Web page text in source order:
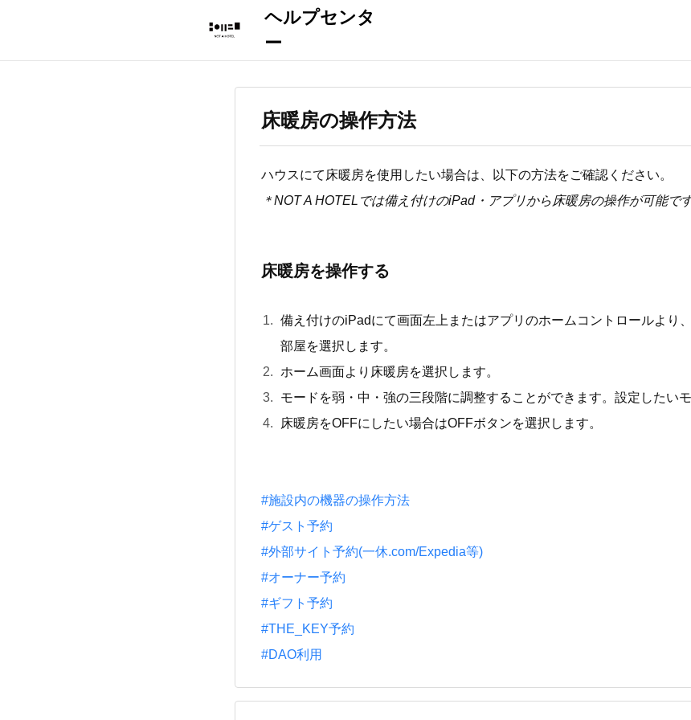
床暖房の操作方法
ハウスにて床暖房を使用したい場合は、以下の方法をご確認ください。
＊NOT A HOTELでは備え付けのiPad・アプリから床暖房の操作が可能です
床暖房を操作する
備え付けのiPadにて画面左上またはアプリのホームコントロールより
部屋を選択します。
ホーム画面より床暖房を選択します。
モードを弱・中・強の三段階に調整することができます。設定したい
床暖房をOFFにしたい場合はOFFボタンを選択します。
#施設内の機器の操作方法
#ゲスト予約
#外部サイト予約(一休.com/Expedia等)
#オーナー予約
#ギフト予約
#THE_KEY予約
#DAO利用